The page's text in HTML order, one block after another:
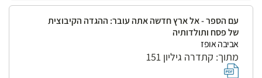
עם הספר - אל ארץ חדשה אתה עובר: ההגדה הקיבוצית
של פסח ותולדותיה
אביבה אופז
מתוך: קתדרה גיליון 151